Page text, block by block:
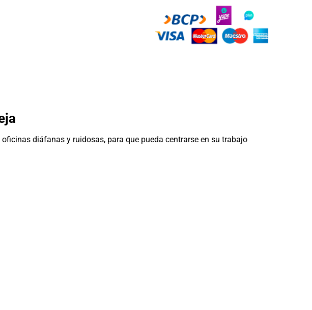
diáfanas y ruidosas, para que pueda centrarse en su trabajo